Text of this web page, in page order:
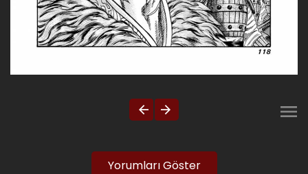
Yorumları Göster